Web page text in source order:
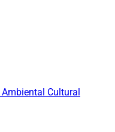
Ambiental Cultural